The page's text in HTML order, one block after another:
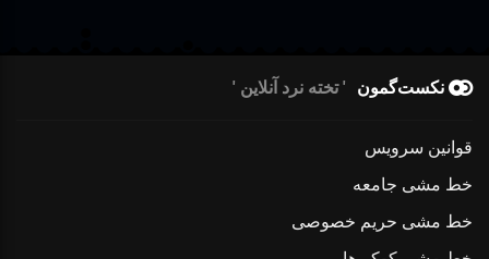
نکست‌گمون تخته نرد آنلاین
قوانین سرویس
خط مشی جامعه
خط مشی حریم خصوصی